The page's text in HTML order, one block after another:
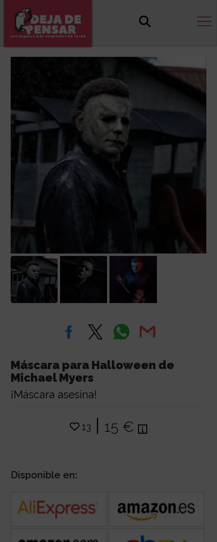
Los regalos más originales de la red
Máscara para Halloween de
Michael Myers
¡Máscara asesina!
13 | 15 €
Disponible en: